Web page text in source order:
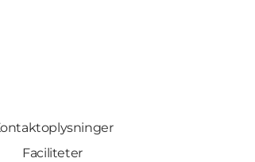
Faciliteter